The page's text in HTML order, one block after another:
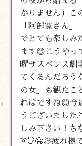
かりません）こ
「阿部寛さん
でとても楽しみ
ます😊こうやっ
曜サスペンス劇
てくるんだろう
の女」も観たこ
ればですね😊今
うございました
しみ下さい！ち
➰👋😃お疲れ様